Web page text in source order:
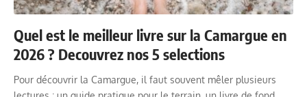
Quel est le meilleur livre sur la Camargue en
2026 ? Decouvrez nos 5 selections
Pour découvrir la Camargue, il faut souvent mêler plusieurs